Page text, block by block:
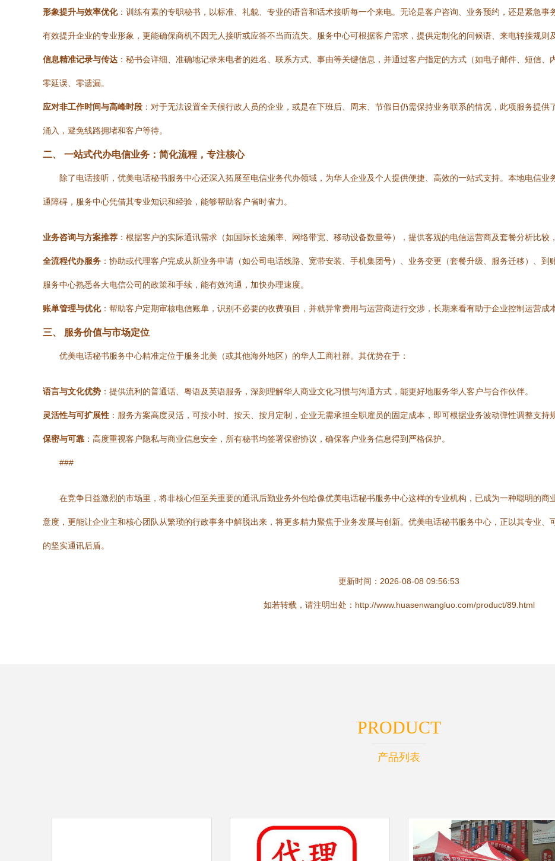
形象提升与效率优化：训练有素的专职秘书，以标准、礼貌、专业的语音和话术接听每一个来电。无论是客户咨询、业务预约，还是紧急
有效提升企业的专业形象，更能确保商机不因无人接听或应答不当而流失。服务中心可根据客户需求，提供定制化的问候语、来电转接规则
信息精准记录与传达 ：秘书会详细、准确地记录来电者的姓名、联系方式、事由等关键信息，并通过客户指定的方式（如电子邮件、短信
零延误、零遗漏。
应对非工作时间与高峰时段 ：对于无法设置全天候行政人员的企业，或是在下班后、周末、节假日仍需保持业务联系的情况，此项服务提
涌入，避免线路拥堵和客户等待。
二、 一站式代办电信业务：简化流程，专注核心
除了电话接听，优美电话秘书服务中心还深入拓展至电信业务代办领域，为华人企业及个人提供便捷、高效的一站式支持。本地电信
通障碍，服务中心凭借其专业知识和经验，能够帮助客户省时省力。
业务咨询与方案推荐 ：根据客户的实际通讯需求（如国际长途频率、网络带宽、移动设备数量等），提供客观的电信运营商及套餐分析比较
全流程代办服务 ：协助或代理客户完成从新业务申请（如公司电话线路、宽带安装、手机集团号）、业务变更（套餐升级、服务迁移）、到
服务中心熟悉各大电信公司的政策和手续，能有效沟通，加快办理速度。
账单管理与优化：帮助客户定期审核电信账单，识别不必要的收费项目，并就异常费用与运营商进行交涉，长期来看有助于企业控制运营成本
三、 服务价值与市场定位
优美电话秘书服务中心精准定位于服务北美（或其他海外地区）的华人工商社群。其优势在于：
语言与文化优势 ：提供流利的普通话、粤语及英语服务，深刻理解华人商业文化习惯与沟通方式，能更好地服务华人客户与合作伙伴。
灵活性与可扩展性 ：服务方案高度灵活，可按小时、按天、按月定制，企业无需承担全职雇员的固定成本，即可根据业务波动弹性调整支持
保密与可靠 ：高度重视客户隐私与商业信息安全，所有秘书均签署保密协议，确保客户业务信息得到严格保护。
###
在竞争日益激烈的市场里，将非核心但至关重要的通讯后勤业务外包给像优美电话秘书服务中心这样的专业机构，已成为一种聪明的
意度，更能让企业主和核心团队从繁琐的行政事务中解脱出来，将更多精力聚焦于业务发展与创新。优美电话秘书服务中心，正以其专业
的坚实通讯后盾。
更新时间：2026-08-08 09:56:53
如若转载，请注明出处：http://www.huasenwangluo.com/product/89.html
PRODUCT
产品列表